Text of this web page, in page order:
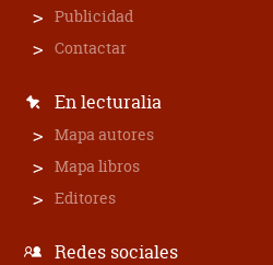
Publicidad
Contactar
En lecturalia
Mapa autores
Mapa libros
Editores
Redes sociales